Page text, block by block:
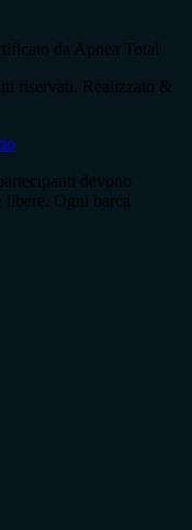
da Apnea Total
riservati. Realizzato &
devono
libere. Ogni barca